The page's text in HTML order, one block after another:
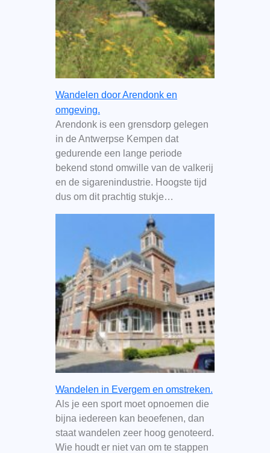
Wandelen door Arendonk en
omgeving.
Arendonk is een grensdorp gelegen
in de Antwerpse Kempen dat
gedurende een lange periode
bekend stond omwille van de valkerij
en de sigarenindustrie. Hoogste tijd
dus om dit prachtig stukje…
Wandelen in Evergem en omstreken.
Als je een sport moet opnoemen die
bijna iedereen kan beoefenen, dan
staat wandelen zeer hoog genoteerd.
Wie houdt er niet van om te stappen